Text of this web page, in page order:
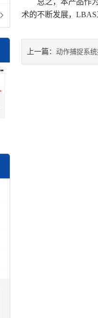
总之，本产品作为
术的不断发展，
上一篇： 动作捕捉系